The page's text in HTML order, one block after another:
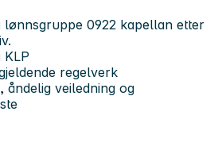
lønnsgruppe 0922 kapellan etter
KLP
regelverk
åndelig veiledning og